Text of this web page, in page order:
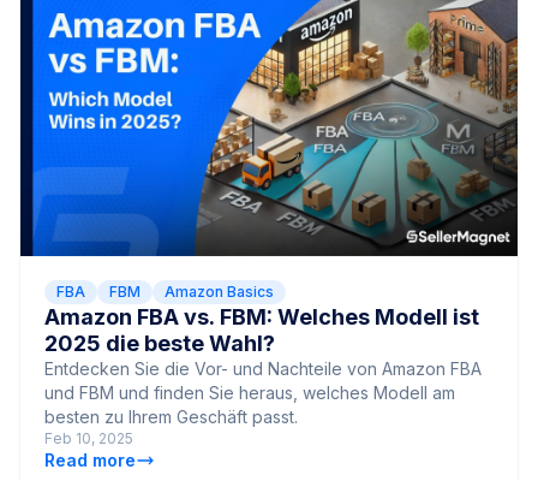
FBA FBM Amazon Basics
Amazon FBA vs. FBM: Welches Modell ist
2025 die beste Wahl?
Entdecken Sie die Vor- und Nachteile von Amazon FBA
und FBM und finden Sie heraus, welches Modell am
besten zu Ihrem Geschäft passt.
Feb 10, 2025
Read more